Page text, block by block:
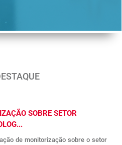
SOBRE SETOR
de monitorização sobre o setor